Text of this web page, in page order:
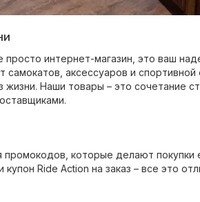
просто интернет-магазин, это ваш
аксессуаров и
Наши товары – это сочетание
промокодов, которые делают
Ride Action на заказ – все это